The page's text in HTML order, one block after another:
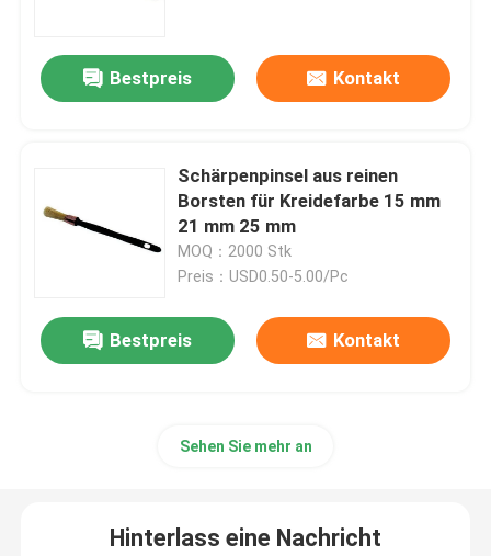
Bestpreis Kontakt
Schärpenpinsel aus reinen
Borsten für Kreidefarbe 15 mm
21 mm 25 mm
MOQ：2000 Stk
Preis：USD0.50-5.00/Pc
Bestpreis Kontakt
Sehen Sie mehr an
Hinterlass eine Nachricht